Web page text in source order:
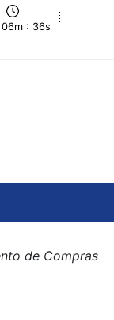
: 36s
de Compras